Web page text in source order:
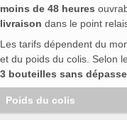
moins de 48 heures
livraison dans le point
Les tarifs dépendent du
et du poids du colis. Selon
3 bouteilles sans
Poids du colis